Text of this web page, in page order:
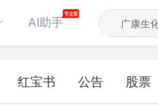
AI助手
红宝书 公告 股票